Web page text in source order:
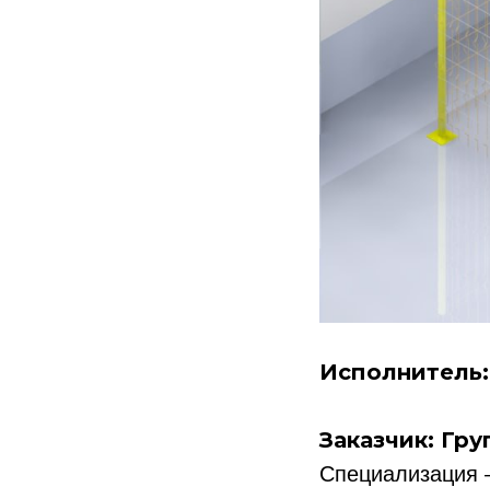
Заказчик:
Специализация